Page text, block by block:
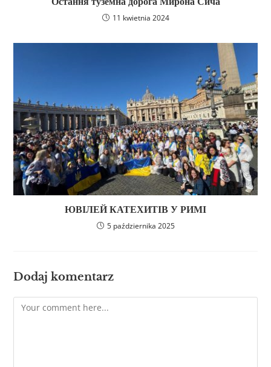
11 kwietnia 2024
ЮВІЛЕЙ КАТЕХИТІВ У РИМІ
5 października 2025
Dodaj komentarz